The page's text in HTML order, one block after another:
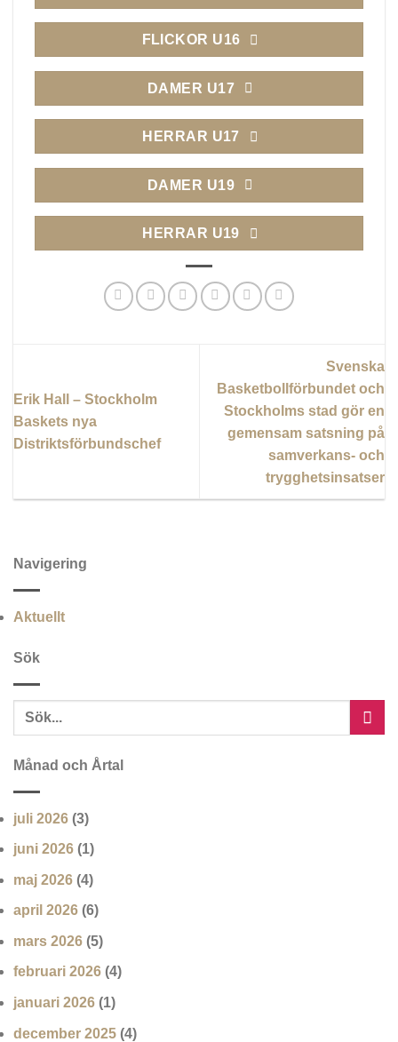
FLICKOR U16
DAMER U17
HERRAR U17
DAMER U19
HERRAR U19
Erik Hall – Stockholm
Baskets nya
Distriktsförbundschef
Svenska
Basketbollförbundet och
Stockholms stad gör en
gemensam satsning på
samverkans- och
trygghetsinsatser
Navigering
Aktuellt
Sök
Månad och Årtal
juli 2026 (3)
juni 2026 (1)
maj 2026 (4)
april 2026 (6)
mars 2026 (5)
februari 2026 (4)
januari 2026 (1)
december 2025 (4)